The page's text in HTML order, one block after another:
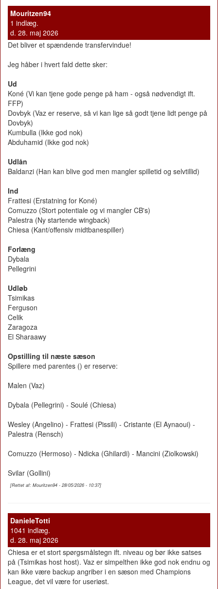
Mouritzen94
1 indlæg.
d. 28. maj 2026
Det bliver et spændende transfervindue!
Jeg håber i hvert fald dette sker:
Ud
Koné (Vi kan tjene gode penge på ham - også nødvendigt ift.
FFP)
Dovbyk (Vaz er reserve, så vi kan lige så godt tjene lidt penge på
Dovbyk)
Kumbulla (Ikke god nok)
Abduhamid (Ikke god nok)
Udlån
Baldanzi (Han kan blive god men mangler spilletid og selvtillid)
Ind
Frattesi (Erstatning for Koné)
Comuzzo (Stort potentiale og vi mangler CB's)
Palestra (Ny startende wingback)
Chiesa (Kant/offensiv midtbanespiller)
Forlæng
Dybala
Pellegrini
Udløb
Tsimikas
Ferguson
Celik
Zaragoza
El Sharaawy
Opstilling til næste sæson
Spillere med parentes () er reserve:
Malen (Vaz)
Dybala (Pellegrini) - Soulé (Chiesa)
Wesley (Angelino) - Frattesi (Pissili) - Cristante (El Aynaoui) -
Palestra (Rensch)
Comuzzo (Hermoso) - Ndicka (Ghilardi) - Mancini (Ziolkowski)
Svilar (Gollini)
[Rettet af: Mouritzen94 - 28/05/2026 - 10:37]
DanieleTotti
1041 indlæg.
d. 28. maj 2026
Chiesa er et stort spørgsmålstegn ift. niveau og bør ikke satses
på (Tsimikas host host). Vaz er simpelthen ikke god nok endnu og
kan ikke være backup angriber i en sæson med Champions
League, det vil være for useriøst.